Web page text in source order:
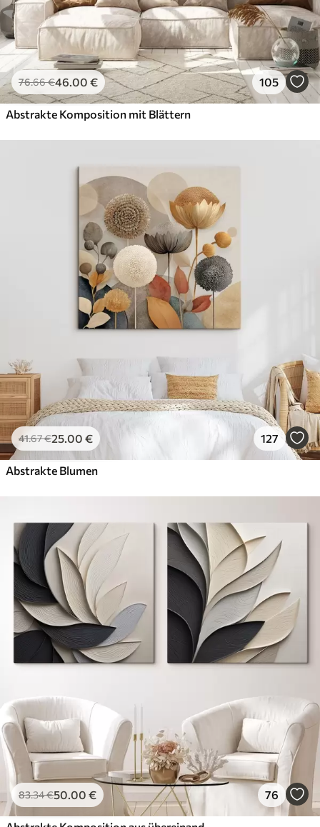
76.66€46.00 € 105
Abstrakte Komposition mit Blättern
41.67€25.00 € 127
Abstrakte Blumen
83.34€50.00 € 76